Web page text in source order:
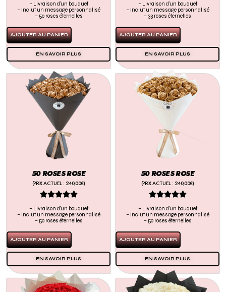
– Livraison d’un bouquet
– Inclut un message personnalisé
– 50 roses éternelles
AJOUTER AU PANIER
EN SAVOIR PLUS
– Livraison d’un bouquet
– Inclut un message personnalisé
– 33 roses éternelles
AJOUTER AU PANIER
EN SAVOIR PLUS
50 ROSES ROSE
(PRIX ACTUEL : 240,00€)

– Livraison d’un bouquet
– Inclut un message personnalisé
– 50 roses éternelles
AJOUTER AU PANIER
EN SAVOIR PLUS
50 ROSES ROSE
(PRIX ACTUEL : 240,00€)

– Livraison d’un bouquet
– Inclut un message personnalisé
– 50 roses éternelles
AJOUTER AU PANIER
EN SAVOIR PLUS